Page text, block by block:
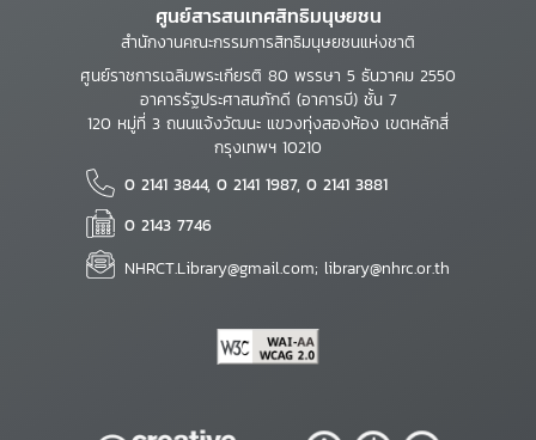
ศูนย์สารสนเทศสิทธิมนุษยชน
สำนักงานคณะกรรมการสิทธิมนุษยชนแห่งชาติ
ศูนย์ราชการเฉลิมพระเกียรติ 80 พรรษา 5 ธันวาคม 2550
อาคารรัฐประศาสนภักดี (อาคารบี) ชั้น 7
120 หมู่ที่ 3 ถนนแจ้งวัฒนะ แขวงทุ่งสองห้อง เขตหลักสี่
กรุงเทพฯ 10210
0 2141 3844, 0 2141 1987, 0 2141 3881
0 2143 7746
NHRCT.Library@gmail.com; library@nhrc.or.th